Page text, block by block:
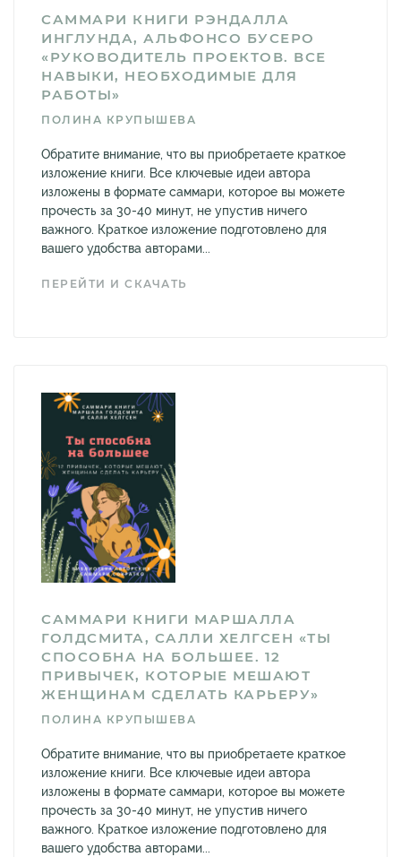
САММАРИ КНИГИ РЭНДАЛЛА
ИНГЛУНДА, АЛЬФОНСО БУСЕРО
«РУКОВОДИТЕЛЬ ПРОЕКТОВ. ВСЕ
НАВЫКИ, НЕОБХОДИМЫЕ ДЛЯ
РАБОТЫ»
ПОЛИНА КРУПЫШЕВА
Обратите внимание, что вы приобретаете краткое
изложение книги. Все ключевые идеи автора
изложены в формате саммари, которое вы можете
прочесть за 30-40 минут, не упустив ничего
важного. Краткое изложение подготовлено для
вашего удобства авторами...
ПЕРЕЙТИ И СКАЧАТЬ
САММАРИ КНИГИ МАРШАЛЛА
ГОЛДСМИТА, САЛЛИ ХЕЛГСЕН «ТЫ
СПОСОБНА НА БОЛЬШЕЕ. 12
ПРИВЫЧЕК, КОТОРЫЕ МЕШАЮТ
ЖЕНЩИНАМ СДЕЛАТЬ КАРЬЕРУ»
ПОЛИНА КРУПЫШЕВА
Обратите внимание, что вы приобретаете краткое
изложение книги. Все ключевые идеи автора
изложены в формате саммари, которое вы можете
прочесть за 30-40 минут, не упустив ничего
важного. Краткое изложение подготовлено для
вашего удобства авторами...